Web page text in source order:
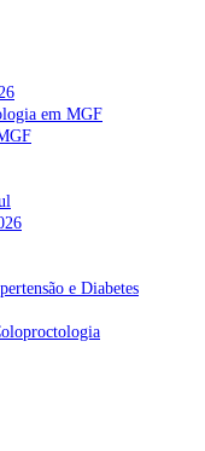
precisa?
79.ª World Health
internacional
2026
Estratégico para a
dentistas reforça
em MGF
e Diabetes